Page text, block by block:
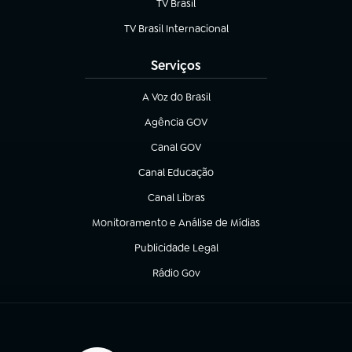
TV Brasil
(abre em nova aba)
TV Brasil Internacional
(abre em nova aba)
Serviços
A Voz do Brasil
(abre em nova aba)
Agência GOV
(abre em nova aba)
Canal GOV
(abre em nova aba)
Canal Educação
(abre em nova aba)
Canal Libras
(abre em nova aba)
Monitoramento e Análise de Mídias
(abre em nova aba)
Publicidade Legal
(abre em nova aba)
Rádio Gov
(abre em nova aba)